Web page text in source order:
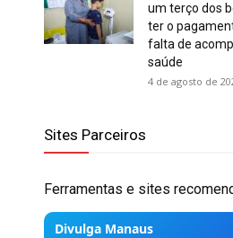
um terço dos
ter o
falta de
saúde
4 de agosto de
Sites Parceiros
Ferramentas e sites
Divulga Manaus